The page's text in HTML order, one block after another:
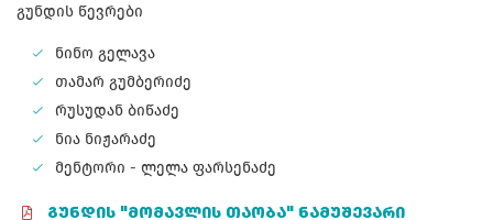
გუნდის წევრები
ნინო გელავა
თამარ გუმბერიძე
რუსუდან ბიწაძე
ნია ნიჟარაძე
მენტორი - ლელა ფარსენაძე
ᲒᲣᲜᲓᲘᲡ "ᲛᲝᲛᲐᲕᲚᲘᲡ ᲗᲐᲝᲑᲐ" ᲜᲐᲛᲣᲨᲔᲕᲐᲠᲘ